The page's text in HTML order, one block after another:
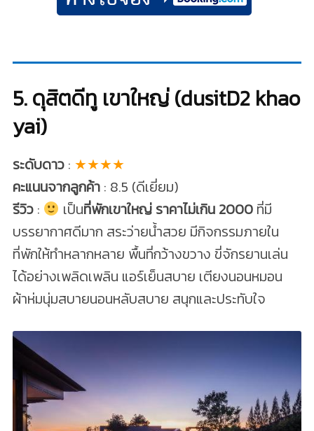
5. ดุสิตดีทู เขาใหญ่ (dusitD2 khao
yai)
ระดับดาว: ★★★★
คะแนนจากลูกค้า: 8.5 (ดีเยี่ยม)
รีวิว: เป็นที่พักเขาใหญ่ ราคาไม่เกิน 2000ที่มี
บรรยากาศดีมาก สระว่ายน้ำสวย มีกิจกรรมภายใน
ที่พักให้ทำหลากหลาย พื้นที่กว้างขวาง ขี่จักรยานเล่น
ได้อย่างเพลิดเพลิน แอร์เย็นสบาย เตียงนอนหมอน
ผ้าห่มนุ่มสบายนอนหลับสบาย สนุกและประทับใจ